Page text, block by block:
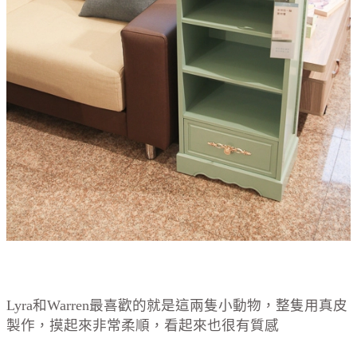
Lyra和Warren最喜歡的就是這兩隻小動物，整隻用真皮
製作，摸起來非常柔順，看起來也很有質感